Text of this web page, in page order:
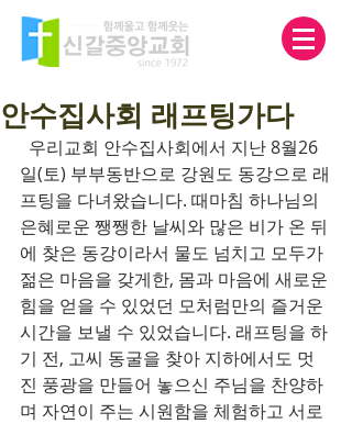
안수집사회 래프팅가다
일(토) 부부동반으로 강원도 동강으로 래
프팅을 다녀왔습니다. 때마침 하나님의
은혜로운 쨍쨍한 날씨와 많은 비가 온 뒤
에 찾은 동강이라서 물도 넘치고 모두가
젊은 마음을 갖게한, 몸과 마음에 새로운
힘을 얻을 수 있었던 모처럼만의 즐거운
시간을 보낼 수 있었습니다. 래프팅을 하
기 전, 고씨 동굴을 찾아 지하에서도 멋
진 풍광을 만들어 놓으신 주님을 찬양하
며 자연이 주는 시원함을 체험하고 서로